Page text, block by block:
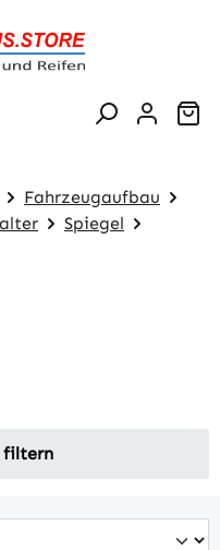
Fahrzeugaufbau
Spiegel
filtern